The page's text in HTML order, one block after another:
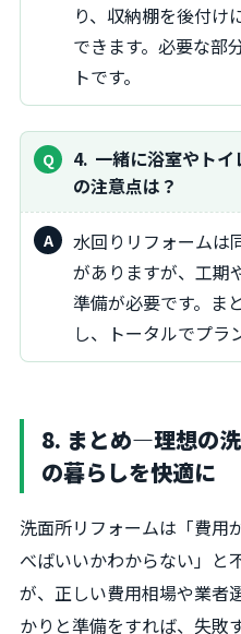
り、収納棚を後付け
できます。必要な部
トです。
4 一緒に浴室やト
の注意点は？
水回りリフォームは同時施工で割安になる場合
がありますが、工期
準備が必要です。ま
し、トータルでプラ
8. まとめ―理想の
の暮らしを快適に
洗面所リフォームは「費用
べばいいかわからない」と
が、正しい費用相場や業者
かりと準備をすれば、失敗